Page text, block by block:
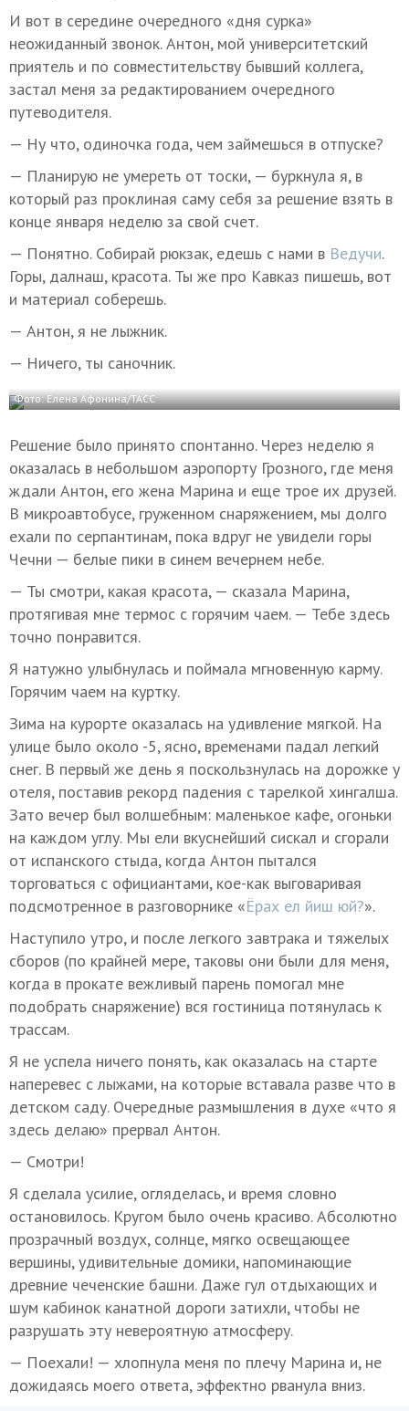
И вот в середине очередного «дня сурка»
неожиданный звонок. Антон, мой университетский
приятель и по совместительству бывший коллега,
застал меня за редактированием очередного
путеводителя.
— Ну что, одиночка года, чем займешься в отпуске?
— Планирую не умереть от тоски, — буркнула я, в
который раз проклиная саму себя за решение взять в
конце января неделю за свой счет.
— Понятно. Собирай рюкзак, едешь с нами в Ведучи.
Горы, далнаш, красота. Ты же про Кавказ пишешь, вот
и материал соберешь.
— Антон, я не лыжник.
— Ничего, ты саночник.
Фото: Елена Афонина/ТАСС
Решение было принято спонтанно. Через неделю я
оказалась в небольшом аэропорту Грозного, где меня
ждали Антон, его жена Марина и еще трое их друзей.
В микроавтобусе, груженном снаряжением, мы долго
ехали по серпантинам, пока вдруг не увидели горы
Чечни — белые пики в синем вечернем небе.
— Ты смотри, какая красота, — сказала Марина,
протягивая мне термос с горячим чаем. — Тебе здесь
точно понравится.
Я натужно улыбнулась и поймала мгновенную карму.
Горячим чаем на куртку.
Зима на курорте оказалась на удивление мягкой. На
улице было около -5, ясно, временами падал легкий
снег. В первый же день я поскользнулась на дорожке у
отеля, поставив рекорд падения с тарелкой хингалша.
Зато вечер был волшебным: маленькое кафе, огоньки
на каждом углу. Мы ели вкуснейший сискал и сгорали
от испанского стыда, когда Антон пытался
торговаться с официантами, кое-как выговаривая
подсмотренное в разговорнике «Ёрах ел йиш юй?».
Наступило утро, и после легкого завтрака и тяжелых
сборов (по крайней мере, таковы они были для меня,
когда в прокате вежливый парень помогал мне
подобрать снаряжение) вся гостиница потянулась к
трассам.
Я не успела ничего понять, как оказалась на старте
наперевес с лыжами, на которые вставала разве что в
детском саду. Очередные размышления в духе «что я
здесь делаю» прервал Антон.
— Смотри!
Я сделала усилие, огляделась, и время словно
остановилось. Кругом было очень красиво. Абсолютно
прозрачный воздух, солнце, мягко освещающее
вершины, удивительные домики, напоминающие
древние чеченские башни. Даже гул отдыхающих и
шум кабинок канатной дороги затихли, чтобы не
разрушать эту невероятную атмосферу.
— Поехали! — хлопнула меня по плечу Марина и, не
дожидаясь моего ответа, эффектно рванула вниз.